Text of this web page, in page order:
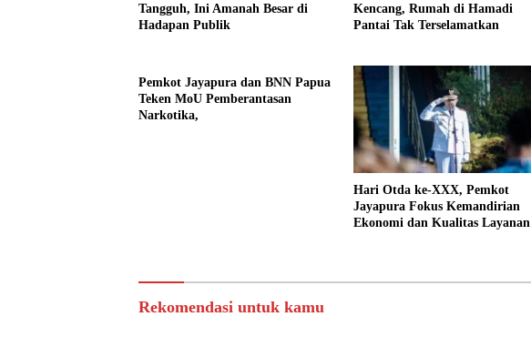
Tangguh, Ini Amanah Besar di
Hadapan Publik
Kencang, Rumah di Hamadi
Pantai Tak Terselamatkan
Pemkot Jayapura dan BNN Papua
Teken MoU Pemberantasan
Narkotika,
Hari Otda ke-XXX, Pemkot
Jayapura Fokus Kemandirian
Ekonomi dan Kualitas Layanan
Rekomendasi untuk kamu